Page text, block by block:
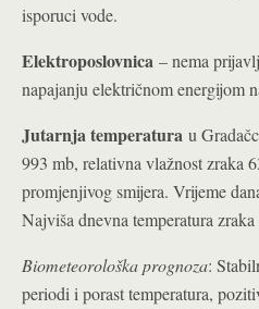
isporuci vode.
Elektroposlovnica – nema
napajanju električnom energijom
Jutarnja temperatura u
993 mb, relativna vlažnost zraka
promjenjivog smijera. Vrijeme
Najviša dnevna temperatura
Biometeorološka prognoza:
periodi i porast temperatura,